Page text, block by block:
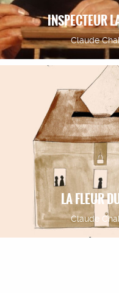
INSPECTEUR
Claude
LA FLEUR
Claude